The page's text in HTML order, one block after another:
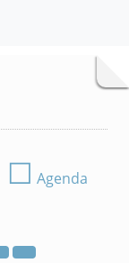
☐ Agenda